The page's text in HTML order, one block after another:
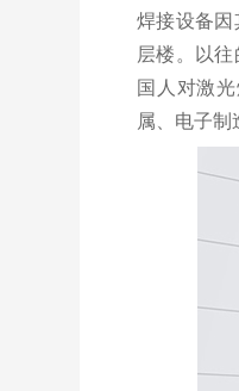
焊接设备
层楼。以
国人对激
属、电子制